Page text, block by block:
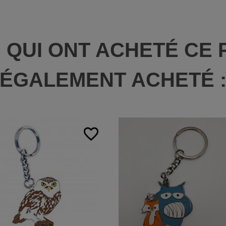
ONT ACHETÉ CE
ÉGALEMENT ACHETÉ :
favorite_border